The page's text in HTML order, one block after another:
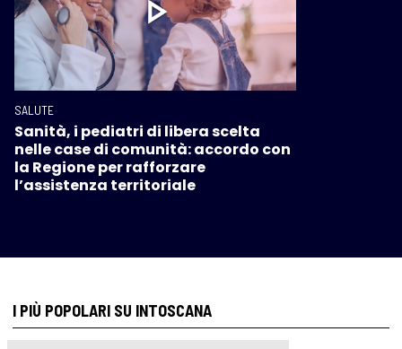
SALUTE
Sanità, i pediatri di libera scelta
nelle case di comunità: accordo con
la Regione per rafforzare
l’assistenza territoriale
I PIÙ POPOLARI SU INTOSCANA